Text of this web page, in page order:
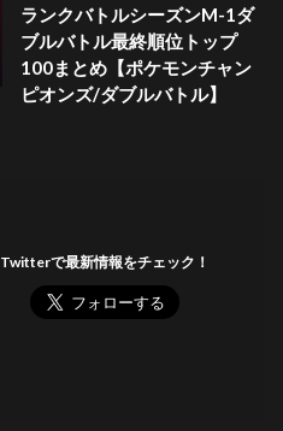
ランクバトルシーズンM-1ダ
ブルバトル最終順位トップ
100まとめ【ポケモンチャン
ピオンズ/ダブルバトル】
Twitterで最新情報をチェック！